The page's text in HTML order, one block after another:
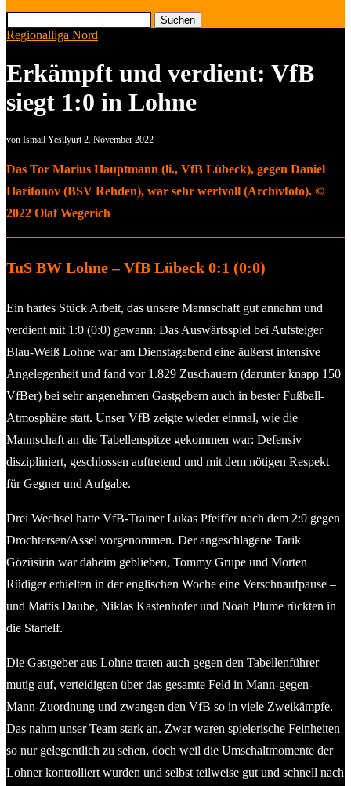
Suchen
Regionalliga Nord
Erkämpft und verdient: VfB
siegt 1:0 in Lohne
von Ismail Yesilyurt 2. November 2022
Das Tor Marius Hauptmann (li., VfB Lübeck), gegen Daniel
Haritonov (BSV Rehden), war sehr wertvoll (Archivfoto). ©
2022 Olaf Wegerich
TuS BW Lohne – VfB Lübeck 0:1 (0:0)
Ein hartes Stück Arbeit, das unsere Mannschaft gut annahm und
verdient mit 1:0 (0:0) gewann: Das Auswärtsspiel bei Aufsteiger
Blau-Weiß Lohne war am Dienstagabend eine äußerst intensive
Angelegenheit und fand vor 1.829 Zuschauern (darunter knapp 150
VfBer) bei sehr angenehmen Gastgebern auch in bester Fußball-
Atmosphäre statt. Unser VfB zeigte wieder einmal, wie die
Mannschaft an die Tabellenspitze gekommen war: Defensiv
diszipliniert, geschlossen auftretend und mit dem nötigen Respekt
für Gegner und Aufgabe.
Drei Wechsel hatte VfB-Trainer Lukas Pfeiffer nach dem 2:0 gegen
Drochtersen/Assel vorgenommen. Der angeschlagene Tarik
Gözüsirin war daheim geblieben, Tommy Grupe und Morten
Rüdiger erhielten in der englischen Woche eine Verschnaufpause –
und Mattis Daube, Niklas Kastenhofer und Noah Plume rückten in
die Startelf.
Die Gastgeber aus Lohne traten auch gegen den Tabellenführer
mutig auf, verteidigten über das gesamte Feld in Mann-gegen-
Mann-Zuordnung und zwangen den VfB so in viele Zweikämpfe.
Das nahm unser Team stark an. Zwar waren spielerische Feinheiten
so nur gelegentlich zu sehen, doch weil die Umschaltmomente der
Lohner kontrolliert wurden und selbst teilweise gut und schnell nach